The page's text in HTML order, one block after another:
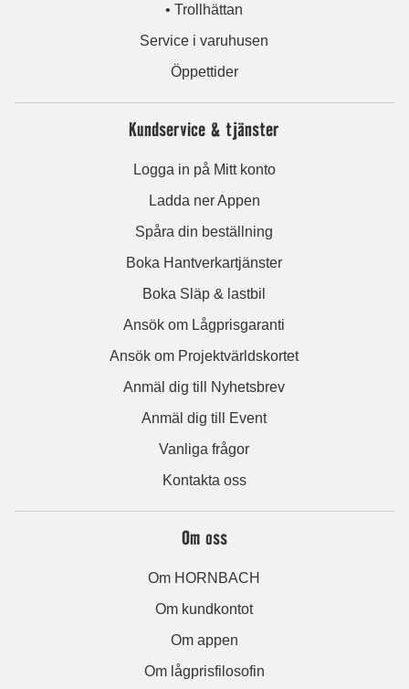
• Trollhättan
Service i varuhusen
Öppettider
Kundservice & tjänster
Logga in på Mitt konto
Ladda ner Appen
Spåra din beställning
Boka Hantverkartjänster
Boka Släp & lastbil
Ansök om Lågprisgaranti
Ansök om Projektvärldskortet
Anmäl dig till Nyhetsbrev
Anmäl dig till Event
Vanliga frågor
Kontakta oss
Om oss
Om HORNBACH
Om kundkontot
Om appen
Om lågprisfilosofin